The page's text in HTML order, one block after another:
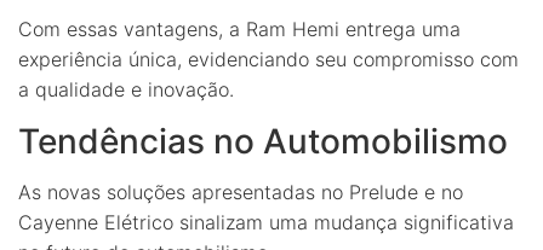
Com essas vantagens, a Ram Hemi entrega uma
experiência única, evidenciando seu compromisso com
a qualidade e inovação.
Tendências no Automobilismo
As novas soluções apresentadas no Prelude e no
Cayenne Elétrico sinalizam uma mudança significativa